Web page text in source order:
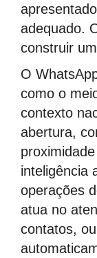
adequado.
construir
O
como o
contexto
abertura,
inteligência
operações
atua no
contatos,